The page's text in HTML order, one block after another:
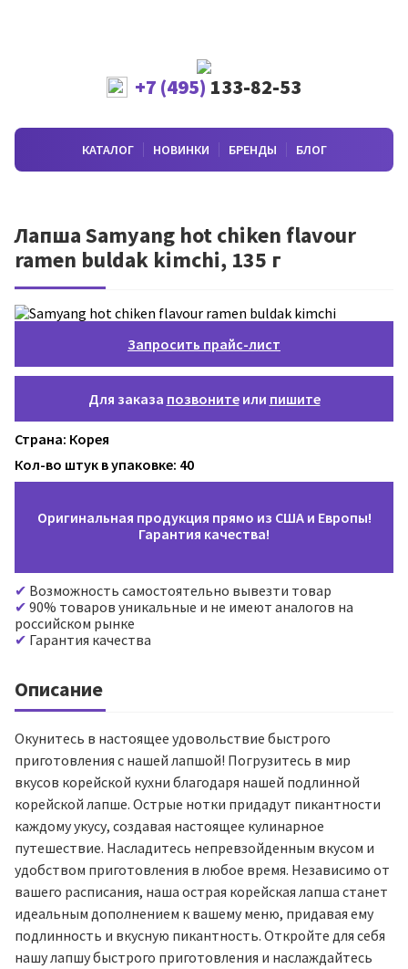
+7 (495) 133-82-53
КАТАЛОГ НОВИНКИ БРЕНДЫ БЛОГ
Лапша Samyang hot chiken flavour
ramen buldak kimchi, 135 г
Запросить прайс-лист
Для заказа позвонитеили пишите
Страна: Корея
Кол-во штук в упаковке: 40
Оригинальная продукция прямо из США и Европы!
Гарантия качества!
Возможность самостоятельно вывезти товар
90% товаров уникальные и не имеют аналогов на
российском рынке
Гарантия качества
Описание
Окунитесь в настоящее удовольствие быстрого
приготовления с нашей лапшой! Погрузитесь в мир
вкусов корейской кухни благодаря нашей подлинной
корейской лапше. Острые нотки придадут пикантности
каждому укусу, создавая настоящее кулинарное
путешествие. Насладитесь непревзойденным вкусом и
удобством приготовления в любое время. Независимо от
вашего расписания, наша острая корейская лапша станет
идеальным дополнением к вашему меню, придавая ему
подлинность и вкусную пикантность. Откройте для себя
нашу лапшу быстрого приготовления и наслаждайтесь